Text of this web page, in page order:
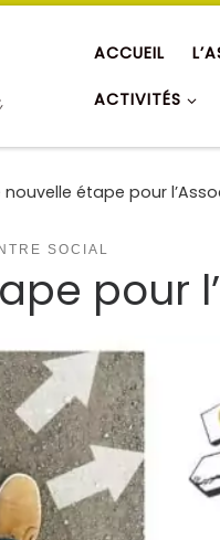
ACCUEIL
ACTIVITÉS
nouvelle étape pour
SOCIAL
pour